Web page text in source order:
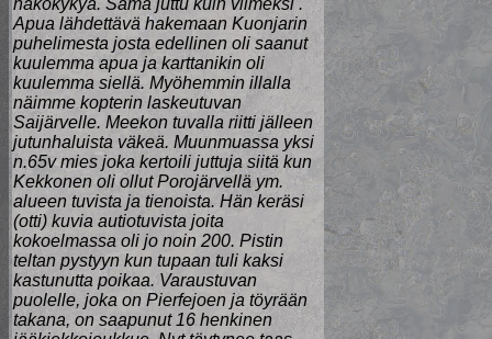
näkökykyä. Sama juttu kuin viimeksi .
Apua lähdettävä hakemaan Kuonjarin
puhelimesta josta edellinen oli saanut
kuulemma apua ja karttanikin oli
kuulemma siellä. Myöhemmin illalla
näimme kopterin laskeutuvan
Saijärvelle. Meekon tuvalla riitti jälleen
jutunhaluista väkeä. Muunmuassa yksi
n.65v mies joka kertoili juttuja siitä kun
Kekkonen oli ollut Porojärvellä ym.
alueen tuvista ja tienoista. Hän keräsi
(otti) kuvia autiotuvista joita
kokoelmassa oli jo noin 200. Pistin
teltan pystyyn kun tupaan tuli kaksi
kastunutta poikaa. Varaustuvan
puolelle, joka on Pierfejoen ja töyrään
takana, on saapunut 16 henkinen